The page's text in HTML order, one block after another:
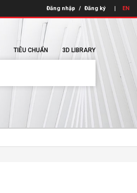
Đăng nhập / Đăng ký EN
TIÊU CHUẨN 3D LIBRARY